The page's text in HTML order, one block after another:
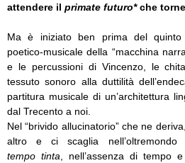
attendere il primate futuro*che
Ma è iniziato ben prima del
poetico-musicale della “macchina
e le percussioni di Vincenzo, le
tessuto sonoro alla duttilità
partitura musicale di un’architettura
dal Trecento a noi.
Nel “brivido allucinatorio” che ne
altro e ci scaglia nell’oltremondo
tempo tinta , nell’assenza di